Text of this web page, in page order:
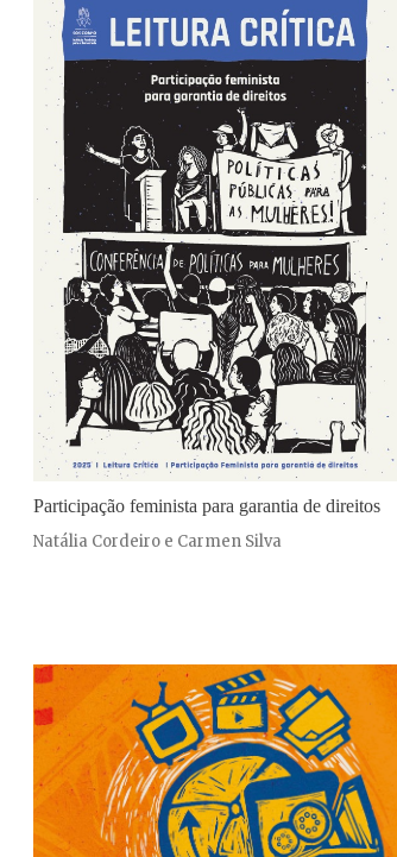
Participação feminista para garantia de direitos
Natália Cordeiro e Carmen Silva